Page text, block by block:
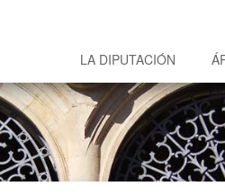
LA DIPUTACIÓN